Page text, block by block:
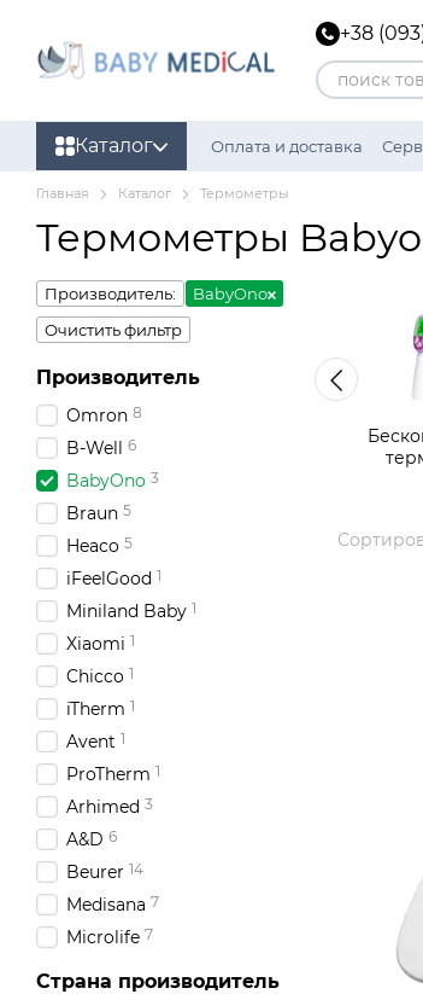
+38
Каталог Оплата и доставка
Главная Каталог Термометры
Термометры
Производитель:
BabyOno
Очистить фильтр
Производитель
Omron 8
B-Well 6
BabyOno 3
Braun 5
Heaco 5
iFeelGood 1
Miniland Baby 1
Xiaomi 1
Chicco 1
iTherm 1
Avent 1
ProTherm 1
Arhimed 3
A&D 6
Beurer 14
Medisana 7
Microlife 7
Страна производитель